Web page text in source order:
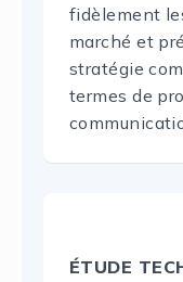
fidèlement
marché et
stratégie
termes de
ÉTUDE